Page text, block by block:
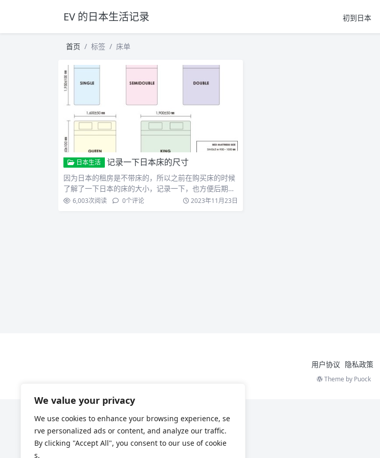
We value your privacy
We use cookies to enhance your browsing experience, se
rve personalized ads or content, and analyze our traffic.
By clicking "Accept All", you consent to our use of cookie
s.
EV 的日本生活记录 初到日本
首页 标签 床单
日本生活 记录一下日本床的尺寸
因为日本的租房是不带床的，所以之前在购买床的时候
了解了一下日本的床的大小，记录一下，也方便后期购
买床上用品。 …
6,003次阅读 0个评论 2023年11月23日
用户协议 隐私政策
Theme by Puock